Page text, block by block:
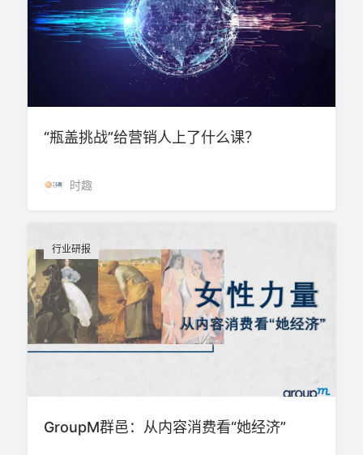
“瓶盖挑战”给营销人上了什么课？
时趣
行业研报
GroupM群邑：从内容消费看“她经济”